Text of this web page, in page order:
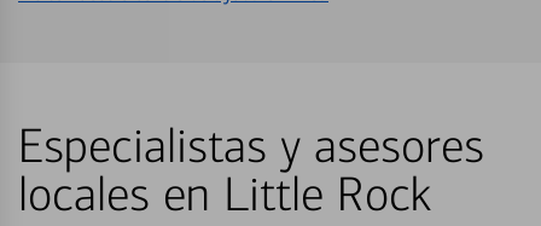
Especialistas y asesores
locales en Little Rock